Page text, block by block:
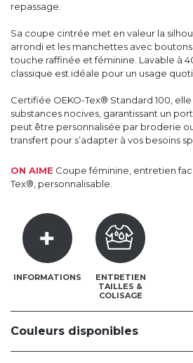
repassage.
Sa coupe cintrée met en valeur la
arrondi et les manchettes avec
touche raffinée et féminine. Lavable à
classique est idéale pour un usage
Certifiée OEKO-Tex® Standard 100,
substances nocives, garantissant un
peut être personnalisée par broderie
transfert pour s’adapter à vos besoins
ON AIME Coupe féminine, entretien
Tex®, personnalisable.
INFORMATIONS
ENTRETIEN
TAILLES &
COLISAGE
Couleurs disponibles